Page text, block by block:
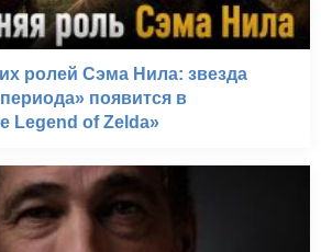
самый Мюнхгаузен
(1979)
ролей Сэма Нила: звезда
появится в
Legend of Zelda»